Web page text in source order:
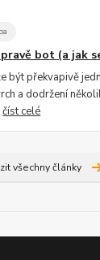
bot (a jak
být překvapivě
a dodržení
číst celé
všechny články